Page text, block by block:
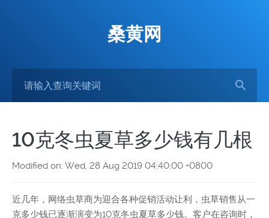
桑黄网
10克冬虫夏草多少钱有几根
Modified on: Wed, 28 Aug 2019 04:40:00 +0800
近几年，网络虫草商为迎合各种促销活动让利，虫草销售从一
克多少钱已逐渐演变为10克冬虫夏草多少钱。客户在咨询时，